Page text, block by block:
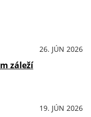
26. JÚN 2026
záleží
19. JÚN 2026